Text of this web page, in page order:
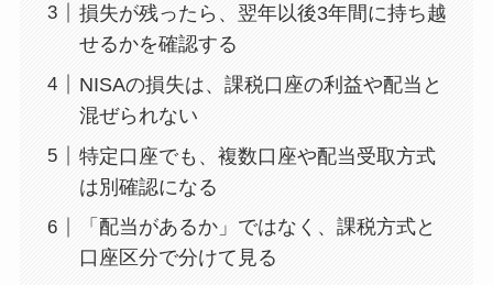
損失が残ったら、翌年以後3年間に持ち越
せるかを確認する
NISAの損失は、課税口座の利益や配当と
混ぜられない
特定口座でも、複数口座や配当受取方式
は別確認になる
「配当があるか」ではなく、課税方式と
口座区分で分けて見る